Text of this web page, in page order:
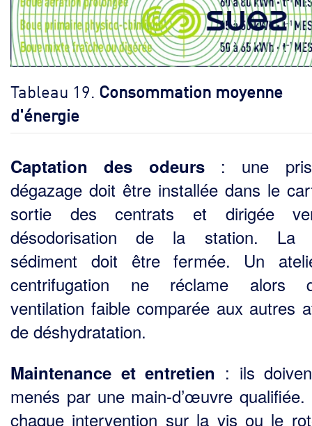
Tableau 19. Consommation moyenne
d'énergie
Captation des odeurs : une
dégazage doit être installée dans le
sortie des centrats et dirigée
désodorisation de la station. La
sédiment doit être fermée. Un
centrifugation ne réclame alors
ventilation faible comparée aux autres
de déshydratation.
Maintenance et entretien : ils
menés par une main-d’œuvre qualifiée.
chaque interven­tion sur la vis ou le